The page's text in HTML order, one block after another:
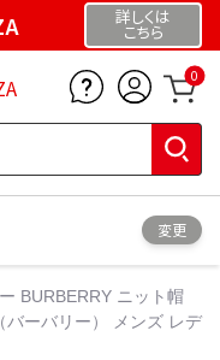
詳しくは
こちら
0
変更
BURBERRY ニット帽
バーバリー） メンズ レデ